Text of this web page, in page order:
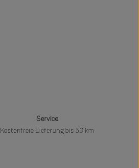
Service
Kostenfreie Lieferung bis 50 km